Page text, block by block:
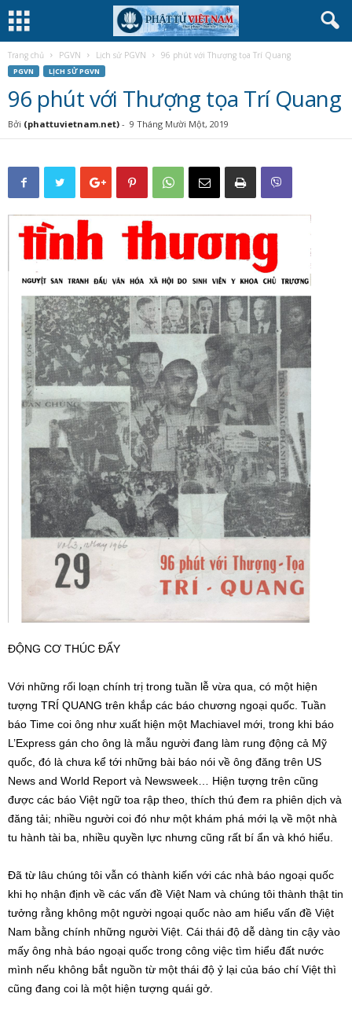
Trang chủ PGVN Lịch sử PGVN 96 phút với Thượng tọa Trí Quang
PGVN LỊCH SỬ PGVN
96 phút với Thượng tọa Trí Quang
Bởi (phattuvietnam.net) - 9 Tháng Mười Một, 2019
ĐỘNG CƠ THÚC ĐẨY
Với những rối loạn chính trị trong tuần lễ vừa qua, có một hiện
tượng TRÍ QUANG trên khắp các báo chương ngoại quốc. Tuần
báo Time coi ông như xuất hiện một Machiavel mới, trong khi báo
L’Express gán cho ông là mẫu người đang làm rung động cả Mỹ
quốc, đó là chưa kể tới những bài báo nói về ông đăng trên US
News and World Report và Newsweek… Hiện tượng trên cũng
được các báo Việt ngữ toa rập theo, thích thú đem ra phiên dịch và
đăng tải; nhiều người coi đó như một khám phá mới lạ về một nhà
tu hành tài ba, nhiều quyền lực nhưng cũng rất bí ẩn và khó hiểu.
Đã từ lâu chúng tôi vẫn có thành kiến với các nhà báo ngoại quốc
khi họ nhận định về các vấn đề Việt Nam và chúng tôi thành thật tin
tưởng rằng không một người ngoại quốc nào am hiểu vấn đề Việt
Nam bằng chính những người Việt. Cái thái độ dễ dàng tin cậy vào
mấy ông nhà báo ngoại quốc trong công việc tìm hiểu đất nước
mình nếu không bắt nguồn từ một thái độ ỷ lại của báo chí Việt thì
cũng đang coi là một hiện tượng quái gở.